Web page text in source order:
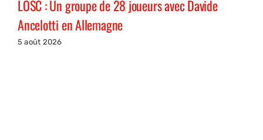
LOSC : Un groupe de 28 joueurs avec Davide
Ancelotti en Allemagne
5 août 2026